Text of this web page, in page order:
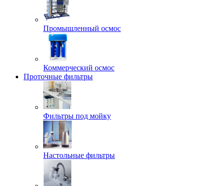
Промышленный осмос
Коммерческий осмос
Проточные фильтры
Фильтры под мойку
Настольные фильтры